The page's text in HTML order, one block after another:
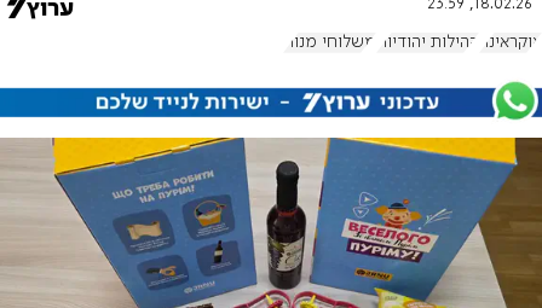
אוקראינה קהילות יהודיות משלוחי מנות